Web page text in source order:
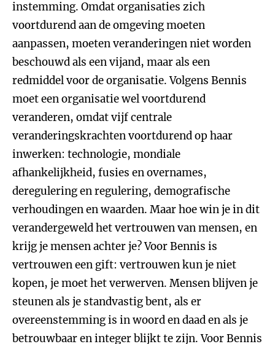
instemming. Omdat organisaties zich
voortdurend aan de omgeving moeten
aanpassen, moeten veranderingen niet worden
beschouwd als een vijand, maar als een
redmiddel voor de organisatie. Volgens Bennis
moet een organisatie wel voortdurend
veranderen, omdat vijf centrale
veranderingskrachten voortdurend op haar
inwerken: technologie, mondiale
afhankelijkheid, fusies en overnames,
deregulering en regulering, demografische
verhoudingen en waarden. Maar hoe win je in dit
verandergeweld het vertrouwen van mensen, en
krijg je mensen achter je? Voor Bennis is
vertrouwen een gift: vertrouwen kun je niet
kopen, je moet het verwerven. Mensen blijven je
steunen als je standvastig bent, als er
overeenstemming is in woord en daad en als je
betrouwbaar en integer blijkt te zijn. Voor Bennis